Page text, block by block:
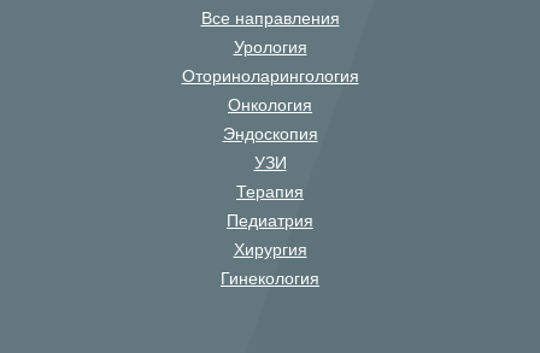
Все направления
Урология
Оториноларингология
Онкология
Эндоскопия
УЗИ
Терапия
Педиатрия
Хирургия
Гинекология